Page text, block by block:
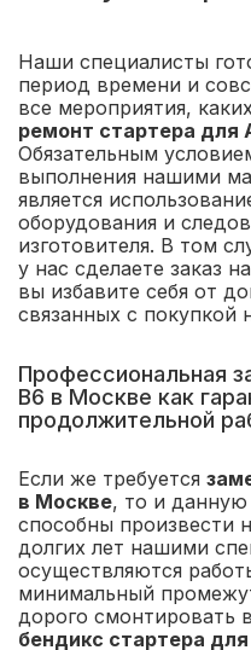
Наши специалисты
период времени и
все мероприятия,
ремонт стартера для
Обязательным
выполнения нашими
является
оборудования и
изготовителя. В том
у нас сделаете заказ на
вы избавите себя от
связанных с покупкой
Профессиональная
B6 в Москве как
продолжительной
Если же требуется
в Москве, то и данную
способны произвести
долгих лет нашими
осуществляются
минимальный
дорого смонтировать
бендикс стартера